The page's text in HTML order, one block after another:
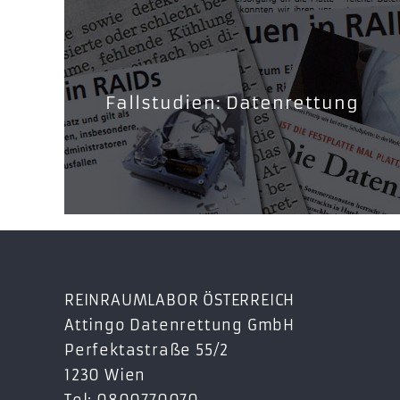
Fallstudien: Datenrettung
REINRAUMLABOR ÖSTERREICH
Attingo Datenrettung GmbH
Perfektastraße 55/2
1230 Wien